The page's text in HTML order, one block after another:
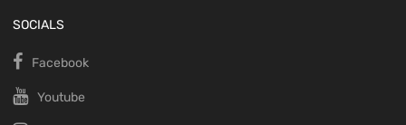
SOCIALS
Facebook
Youtube